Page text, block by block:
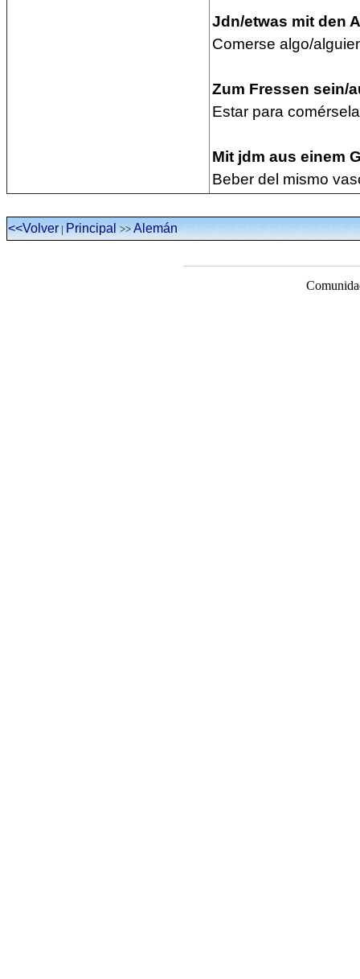
Jdn/etwas mit den
Comerse algo/
Zum Fressen sein/
Estar para
Mit jdm aus einem
Beber del mismo
<<Volver|Principal >>Alemán